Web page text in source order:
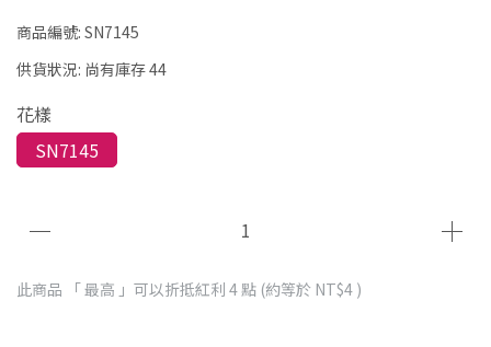
商品編號: SN7145
供貨狀況: 尚有庫存 44
花樣
SN7145
此商品 「 最高 」可以折抵紅利 4點 (約等於 NT$4 )